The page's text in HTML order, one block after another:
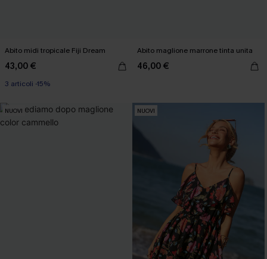
Abito midi tropicale Fiji Dream
43,00 €
3 articoli -15%
Abito maglione marrone tinta unita
46,00 €
NUOVI NUOVI